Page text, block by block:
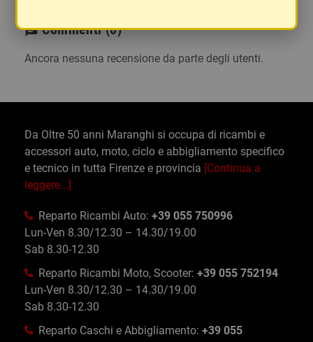
chat Commenti (0)
Ancora nessuna recensione da parte degli utenti.
Da Oltre 50 anni Maranghi si occupa di ricambi e
accessori auto, moto, ciclo e abbigliamento specifico
e tecnico in tutta Firenze e provincia [Continua a
leggere...]
Reparto Ricambi Auto: +39 055 750996
Lun-Ven 8.30/12.30 – 14.30/19.00
Sab 8.30-12.30
Reparto Ricambi Moto, Scooter: +39 055 752194
Lun-Ven 8.30/12.30 – 14.30/19.00
Sab 8.30-12.30
Reparto Caschi e Abbigliamento: +39 055